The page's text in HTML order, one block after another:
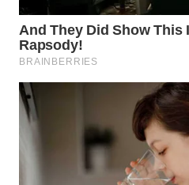
SIMALUNGUN
WN
LABUHANBATU